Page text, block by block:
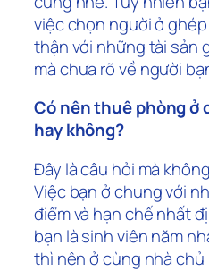
việc chọn người ở
thận với những tài sản
mà chưa rõ về người
Có nên thuê phòng ở
hay không?
Đây là câu hỏi mà
Việc bạn ở chung với
điểm và hạn chế nhất
bạn là sinh viên năm
thì nên ở cùng nhà chủ